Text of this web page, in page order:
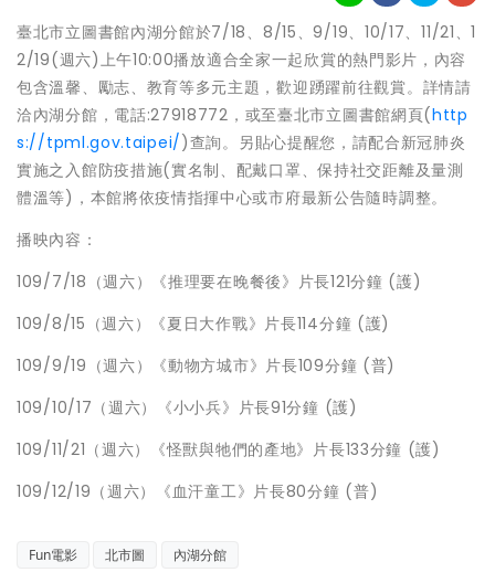
臺北市立圖書館內湖分館於7/18、8/15、9/19、10/17、11/21、1
2/19(週六)上午10:00播放適合全家一起欣賞的熱門影片，內容
包含溫馨、勵志、教育等多元主題，歡迎踴躍前往觀賞。詳情請
洽內湖分館，電話:27918772，或至臺北市立圖書館網頁(http
s://tpml.gov.taipei/)查詢。另貼心提醒您，請配合新冠肺炎
實施之入館防疫措施(實名制、配戴口罩、保持社交距離及量測
體溫等)，本館將依疫情指揮中心或市府最新公告隨時調整。
播映內容：
109/7/18（週六）《推理要在晚餐後》片長121分鐘 (護)
109/8/15（週六）《夏日大作戰》片長114分鐘 (護)
109/9/19（週六）《動物方城市》片長109分鐘 (普)
109/10/17（週六）《小小兵》片長91分鐘 (護)
109/11/21（週六）《怪獸與牠們的產地》片長133分鐘 (護)
109/12/19（週六）《血汗童工》片長80分鐘 (普)
Fun電影 北市圖 內湖分館